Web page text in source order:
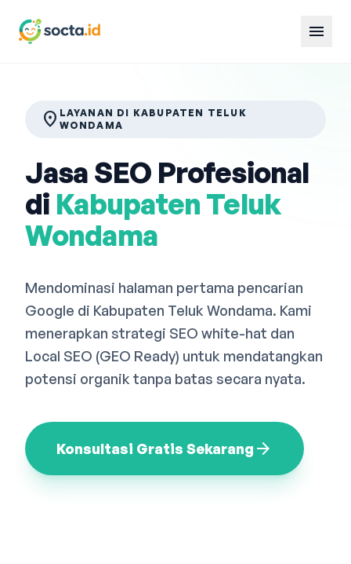
menu
Bahasa Indonesia English
location_on LAYANAN DI KABUPATEN TELUK
WONDAMA
Jasa SEO Profesional
di Kabupaten Teluk
Wondama
Mendominasi halaman pertama pencarian
Google di Kabupaten Teluk Wondama. Kami
menerapkan strategi SEO white-hat dan
Local SEO (GEO Ready) untuk mendatangkan
potensi organik tanpa batas secara nyata.
Konsultasi Gratis Sekarang arrow_forward